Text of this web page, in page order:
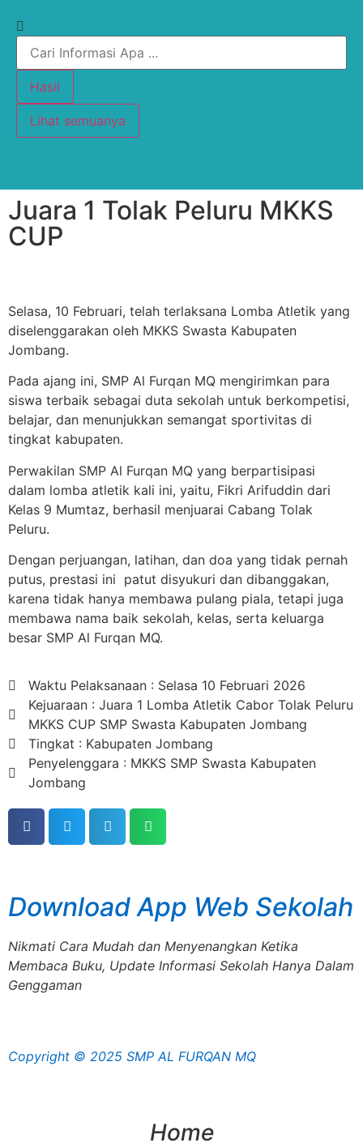
Hasil
Lihat semuanya
Juara 1 Tolak Peluru MKKS
CUP
Selasa, 10 Februari, telah terlaksana Lomba Atletik yang
diselenggarakan oleh MKKS Swasta Kabupaten
Jombang.
Pada ajang ini, SMP Al Furqan MQ mengirimkan para
siswa terbaik sebagai duta sekolah untuk berkompetisi,
belajar, dan menunjukkan semangat sportivitas di
tingkat kabupaten.
Perwakilan SMP Al Furqan MQ yang berpartisipasi
dalam lomba atletik kali ini, yaitu, Fikri Arifuddin dari
Kelas 9 Mumtaz, berhasil menjuarai Cabang Tolak
Peluru.
Dengan perjuangan, latihan, dan doa yang tidak pernah
putus, prestasi ini patut disyukuri dan dibanggakan,
karena tidak hanya membawa pulang piala, tetapi juga
membawa nama baik sekolah, kelas, serta keluarga
besar SMP Al Furqan MQ.
Waktu Pelaksanaan : Selasa 10 Februari 2026
Kejuaraan : Juara 1 Lomba Atletik Cabor Tolak Peluru
MKKS CUP SMP Swasta Kabupaten Jombang
Tingkat : Kabupaten Jombang
Penyelenggara : MKKS SMP Swasta Kabupaten
Jombang
Download App Web Sekolah
Nikmati Cara Mudah dan Menyenangkan Ketika
Membaca Buku, Update Informasi Sekolah Hanya Dalam
Genggaman
Copyright © 2025 SMP AL FURQAN MQ
Home